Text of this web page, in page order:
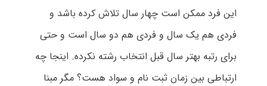
این فرد ممکن است چهار سال تلاش کرده باشد و
فردی هم یک سال و فردی هم دو سال است و حتی
برای رتبه بهتر سال قبل انتخاب رشته نکرده. اینجا چه
ارتباطی بین زمان ثبت نام و سواد هست؟ مگر مبنا